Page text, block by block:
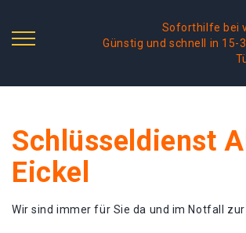
Soforthilfe bei
Günstig und schnell in 15-
Schlüsseldienst
Eickel
Wir sind immer für Sie da und im Notfall